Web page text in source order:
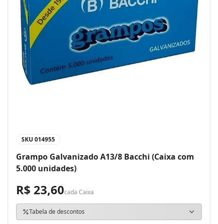
SKU 014955
Grampo Galvanizado A13/8 Bacchi (Caixa com
5.000 unidades)
R$ 23,60cada Caixa
Tabela de descontos